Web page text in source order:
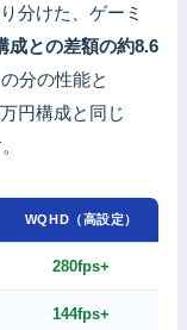
分けた、ゲーミ
成との差額の約8.6
分の性能と
円構成と同じ
WQHD（高設定）
280fps+
144fps+